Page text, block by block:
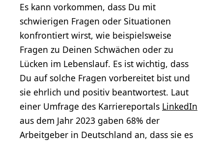
Es kann vorkommen, dass Du mit
schwierigen Fragen oder Situationen
konfrontiert wirst, wie beispielsweise
Fragen zu Deinen Schwächen oder zu
Lücken im Lebenslauf. Es ist wichtig, dass
Du auf solche Fragen vorbereitet bist und
sie ehrlich und positiv beantwortest. Laut
einer Umfrage des Karriereportals LinkedIn
aus dem Jahr 2023 gaben 68% der
Arbeitgeber in Deutschland an, dass sie es